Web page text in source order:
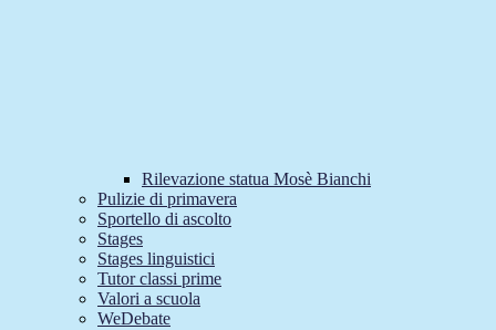
Rilevazione statua Mosè Bianchi
Pulizie di primavera
Sportello di ascolto
Stages
Stages linguistici
Tutor classi prime
Valori a scuola
WeDebate